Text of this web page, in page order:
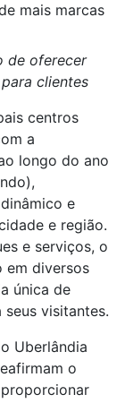
mais marcas
de oferecer
clientes
centros
a
longo do ano
e
e região.
e serviços, o
em diversos
única de
visitantes.
Uberlândia
o